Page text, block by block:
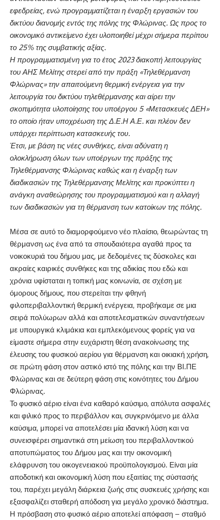
εφεδρείας, ενώ προγραμματίζεται η έναρξη εργασιών του
δικτύου διανομής εντός της πόλης της Φλώρινας. Ως προς το
οικονομικό αντικείμενο έχει υλοποιηθεί μέχρι σήμερα περίπου
το 25% της συμβατικής αξίας.
Η προγραμματισμένη για το έτος 2023 διακοπή λειτουργίας
του ΑΗΣ Μελίτης στερεί από την πράξη «Τηλεθέρμανση
Φλώρινας» την απαιτούμενη θερμική ενέργεια για την
λειτουργία του δικτύου τηλεθέρμανσης και αίρει την
σκοπιμότητα υλοποίησης του υποέργου 5 «Μετασκευές ΔΕΗ»
το οποίο ήταν υποχρέωση της Δ.Ε.Η Α.Ε. και πλέον δεν
υπάρχει περίπτωση κατασκευής του.
Έτσι, με βάση τις νέες συνθήκες, είναι αδύνατη η
ολοκλήρωση όλων των υποέργων της πράξης της
Τηλεθέρμανσης Φλώρινας καθώς και η έναρξη των
διαδικασιών της Τηλεθέρμανσης Μελίτης και προκύπτει η
ανάγκη αναθεώρησης του προγραμματισμού και η αλλαγή
των διαδικασιών για τη θέρμανση των κατοίκων της πόλης.
Μέσα σε αυτό το διαμορφούμενο νέο πλαίσιο, θεωρώντας τη
θέρμανση ως ένα από τα σπουδαιότερα αγαθά προς τα
νοικοκυριά του δήμου μας, με δεδομένες τις δύσκολες και
ακραίες καιρικές συνθήκες και της αδικίας που εδώ και
χρόνια υφίσταται η τοπική μας κοινωνία, σε σχέση με
όμορους δήμους, που στερείται την φθηνή
φιλοπεριβαλλοντική θερμική ενέργεια, προβήκαμε σε μια
σειρά πολύωρων αλλά και αποτελεσματικών συναντήσεων
με υπουργικά κλιμάκια και εμπλεκόμενους φορείς για να
είμαστε σήμερα στην ευχάριστη θέση ανακοίνωσης της
έλευσης του φυσικού αερίου για θέρμανση και οικιακή χρήση,
σε πρώτη φάση στον αστικό ιστό της πόλης και την ΒΙ.ΠΕ
Φλώρινας και σε δεύτερη φάση στις κοινότητες του Δήμου
Φλώρινας.
Το φυσικό αέριο είναι ένα καθαρό καύσιμο, απόλυτα ασφαλές
και φιλικό προς το περιβάλλον και, συγκρινόμενο με άλλα
καύσιμα, μπορεί να αποτελέσει μία ιδανική λύση και να
συνεισφέρει σημαντικά στη μείωση του περιβαλλοντικού
αποτυπώματος του Δήμου μας και την οικονομική
ελάφρυνση του οικογενειακού προϋπολογισμού. Είναι μία
αποδοτική και οικονομική λύση που εξαιτίας της σύστασής
του, παρέχει μεγάλη διάρκεια ζωής στις συσκευές χρήσης και
εξασφαλίζει σταθερή απόδοση για μεγάλο χρονικό διάστημα.
Η πρόσβαση στο φυσικό αέριο αποτελεί απόφαση – σταθμό